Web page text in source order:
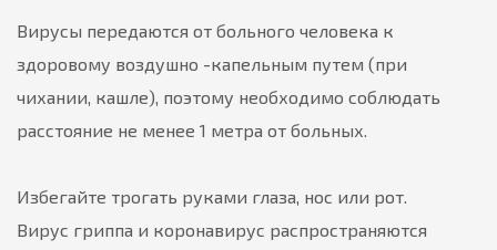
Вирусы передаются от больного человека к
здоровому воздушно -капельным путем (при
чихании, кашле), поэтому необходимо соблюдать
расстояние не менее 1 метра от больных.
Избегайте трогать руками глаза, нос или рот.
Вирус гриппа и коронавирус распространяются